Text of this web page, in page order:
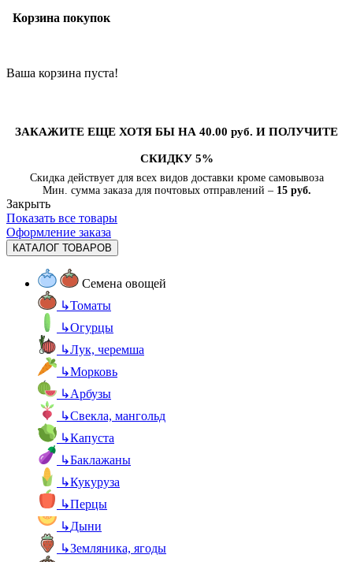
Корзина покупок
Ваша корзина пуста!
ЗАКАЖИТЕ ЕЩЕ ХОТЯ БЫ НА 40.00 руб. И ПОЛУЧИТЕ
СКИДКУ 5%
Скидка действует для всех видов доставки кроме самовывоза
Мин. сумма заказа для почтовых отправлений – 15 руб.
Закрыть
Показать все товары
Оформление заказа
КАТАЛОГ ТОВАРОВ
Семена овощей
↳Томаты
↳Огурцы
↳Лук, черемша
↳Морковь
↳Арбузы
↳Свекла, мангольд
↳Капуста
↳Баклажаны
↳Кукуруза
↳Перцы
↳Дыни
↳Земляника, ягоды